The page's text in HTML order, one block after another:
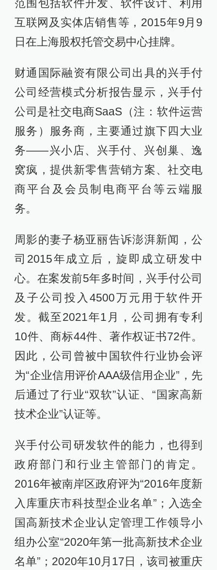
范围包括软件开发、软件设计、利用
互联网及实体店销售等，2015年9月9
日在上海股权托管交易中心挂牌。
财通国际融资有限公司出具的兴手付
公司经营模式分析报告显示，兴手付
公司是社交电商SaaS（注：软件运营
服务）服务商，主要通过旗下四大业
务——兴小店、兴手付、兴创巢、逸
窝疯，提供新零售营销方案、社交电
商平台及会员制电商平台等云端服
务。
周影的妻子杨亚丽告诉澎湃新闻，公
司2015年成立后，旋即成立研发中
心。在案发前5年多时间，兴手付公司
及子公司投入4500万元用于软件开
发。截至2021年1月，公司拥有专利
10件、商标44件、著作权证书72件。
因此，公司曾被中国软件行业协会评
为“企业信用评价AAA级信用企业”，先
后通过了行业“双软”认证、“国家高新
技术企业”认证等。
兴手付公司研发软件的能力，也得到
政府部门和行业主管部门的肯定。
2016年被南岸区政府评为“2016年度新
入库重庆市科技型企业名单”；入选全
国高新技术企业认定管理工作领导小
组办公室“2020年第一批高新技术企业
名单”；2020年10月17日，该司被重庆